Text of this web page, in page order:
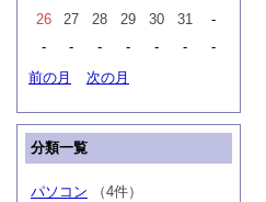
26
27 28 29 30 31
-
-
- - - - -
-
前の月
次の月
分類一覧
パソコン （4件）